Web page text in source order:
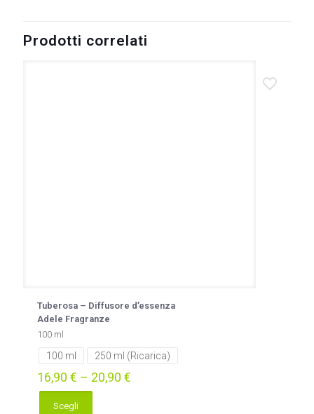
Prodotti correlati
Tuberosa – Diffusore d’essenza
Adele Fragranze
100 ml
100 ml 250 ml (Ricarica)
16,90 € – 20,90 €
Scegli
Questo